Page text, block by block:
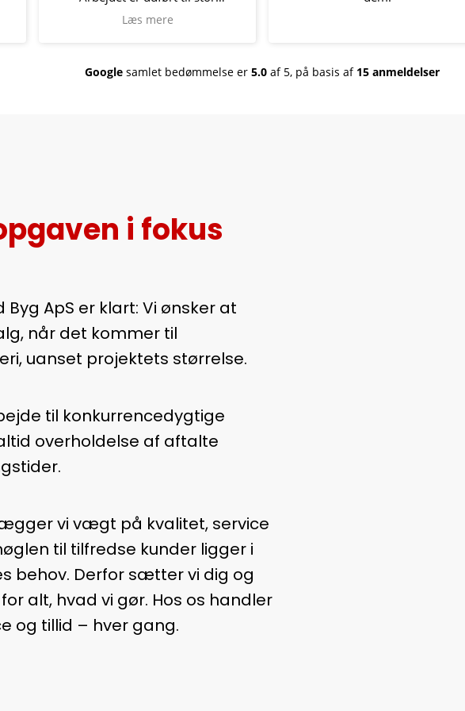
Hanna og Torsten
Google samlet bedømmelse er 5.0 af 5, på basis af 15 anmeldelser
i fokus
ApS er klart: Vi ønsker at
når det kommer til
uanset projektets størrelse.
til konkurrencedygtige
overholdelse af aftalte
vi vægt på kvalitet, service
til tilfredse kunder ligger i
behov. Derfor sætter vi dig og
alt, hvad vi gør. Hos os handler
og tillid – hver gang.